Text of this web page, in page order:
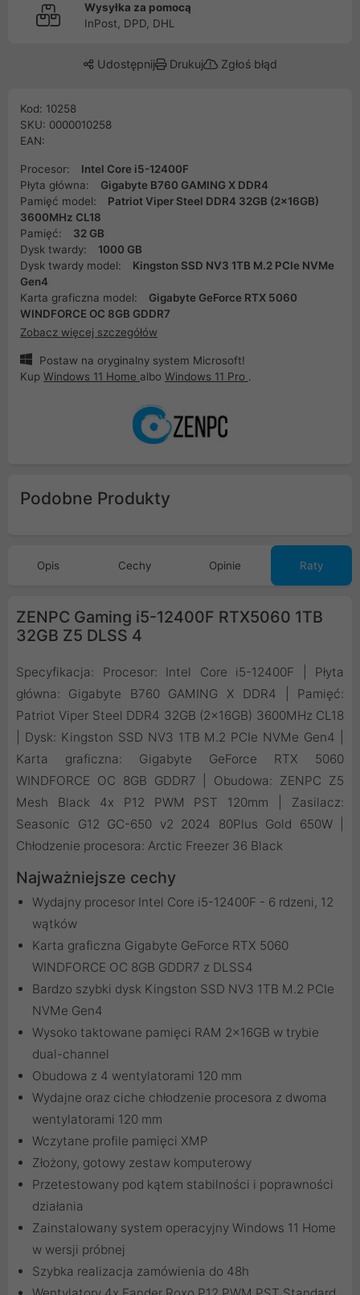
Wysyłka za pomocą
InPost, DPD, DHL
Udostępnij Drukuj Zgłoś błąd
Kod: 10258
SKU: 0000010258
EAN:
Procesor:
Intel Core i5-12400F
Płyta główna:
Gigabyte B760 GAMING X DDR4
Pamięć model:
Patriot Viper Steel DDR4 32GB (2x16GB)
3600MHz CL18
Pamięć:
32 GB
Dysk twardy:
1000 GB
Dysk twardy model:
Kingston SSD NV3 1TB M.2 PCIe NVMe
Gen4
Karta graficzna model:
Gigabyte GeForce RTX 5060
WINDFORCE OC 8GB GDDR7
Zobacz więcej szczegółów
Postaw na oryginalny system Microsoft!
Kup Windows 11 Home albo Windows 11 Pro .
Podobne Produkty
Opis Cechy Opinie Raty
ZENPC Gaming i5-12400F RTX5060 1TB
32GB Z5 DLSS 4
Specyfikacja: Procesor: Intel Core i5-12400F | Płyta
główna: Gigabyte B760 GAMING X DDR4 | Pamięć:
Patriot Viper Steel DDR4 32GB (2x16GB) 3600MHz CL18
| Dysk: Kingston SSD NV3 1TB M.2 PCIe NVMe Gen4 |
Karta graficzna: Gigabyte GeForce RTX 5060
WINDFORCE OC 8GB GDDR7 | Obudowa: ZENPC Z5
Mesh Black 4x P12 PWM PST 120mm | Zasilacz:
Seasonic G12 GC-650 v2 2024 80Plus Gold 650W |
Chłodzenie procesora: Arctic Freezer 36 Black
Najważniejsze cechy
Wydajny procesor Intel Core i5-12400F - 6 rdzeni, 12
wątków
Karta graficzna Gigabyte GeForce RTX 5060
WINDFORCE OC 8GB GDDR7 z DLSS4
Bardzo szybki dysk Kingston SSD NV3 1TB M.2 PCIe
NVMe Gen4
Wysoko taktowane pamięci RAM 2x16GB w trybie
dual-channel
Obudowa z 4 wentylatorami 120 mm
Wydajne oraz ciche chłodzenie procesora z dwoma
wentylatorami 120 mm
Wczytane profile pamięci XMP
Złożony, gotowy zestaw komputerowy
Przetestowany pod kątem stabilności i poprawności
działania
Zainstalowany system operacyjny Windows 11 Home
w wersji próbnej
Szybka realizacja zamówienia do 48h